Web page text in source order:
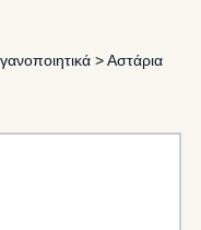
>Αστάρια